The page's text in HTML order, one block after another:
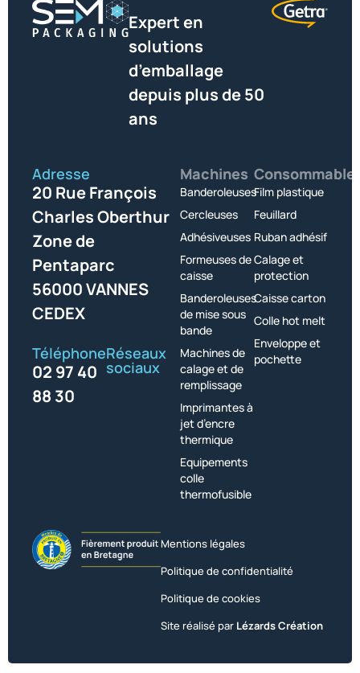
Expert en
solutions
d’emballage
depuis plus de 50
ans
Adresse
20 Rue François
Charles Oberthur
Zone de
Pentaparc
56000 VANNES
CEDEX
Téléphone
02 97 40
88 30
Réseaux
sociaux
Machines
Banderoleuses
Cercleuses
Adhésiveuses
Formeuses de
caisse
Banderoleuses
de mise sous
bande
Machines de
calage et de
remplissage
Imprimantes à
jet d’encre
thermique
Equipements
colle
thermofusible
Film plastique
Feuillard
Ruban adhésif
Calage et
protection
Caisse carton
Colle hot melt
Enveloppe et
pochette
Mentions légales
Politique de confidentialité
Politique de cookies
Site réalisé par Lézards Création